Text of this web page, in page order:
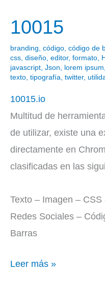
10015
branding código código de
css diseño editor, formato
javascript Json lorem ipsum
texto tipografía twitter,
10015.io
Multitud de
de utilizar, existe una
directamente en
clasificadas en las
Texto – Imagen –
Redes Sociales –
Barras
10015
Leer más »